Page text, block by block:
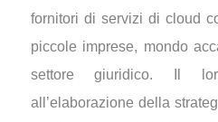
fornitori di servizi di cloud
piccole imprese, mondo
settore giuridico. Il
all’elaborazione della